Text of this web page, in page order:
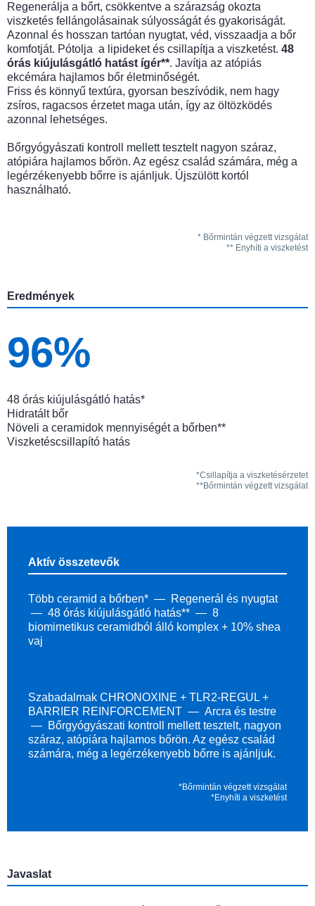
Regenerálja a bőrt, csökkentve a szárazság okozta
viszketés fellángolásainak súlyosságát és gyakoriságát.
Azonnal és hosszan tartóan nyugtat, véd, visszaadja a bőr
komfotját. Pótolja a lipideket és csillapítja a viszketést. 48
órás kiújulásgátló hatást ígér**. Javítja az atópiás
ekcémára hajlamos bőr életminőségét.
Friss és könnyű textúra, gyorsan beszívódik, nem hagy
zsíros, ragacsos érzetet maga után, így az öltözködés
azonnal lehetséges.
Bőrgyógyászati kontroll mellett tesztelt nagyon száraz,
atópiára hajlamos bőrön. Az egész család számára, még a
legérzékenyebb bőrre is ajánljuk. Újszülött kortól
használható.
* Bőrmintán végzett vizsgálat
** Enyhíti a viszketést
Eredmények
96%
48 órás kiújulásgátló hatás*
Hidratált bőr
Növeli a ceramidok mennyiségét a bőrben**
Viszketéscsillapító hatás
*Csillapítja a viszketésérzetet
**Bőrmintán végzett vizsgálat
Aktív összetevők
Több ceramid a bőrben*
Regenerál és nyugtat
48 órás kiújulásgátló hatás**
8
biomimetikus ceramidból álló komplex + 10% shea
vaj
Szabadalmak CHRONOXINE + TLR2-REGUL +
BARRIER REINFORCEMENT
Arcra és testre
Bőrgyógyászati kontroll mellett tesztelt, nagyon
száraz, atópiára hajlamos bőrön. Az egész család
számára, még a legérzékenyebb bőrre is ajánljuk.
*Bőrmintán végzett vizsgálat
*Enyhíti a viszketést
Javaslat